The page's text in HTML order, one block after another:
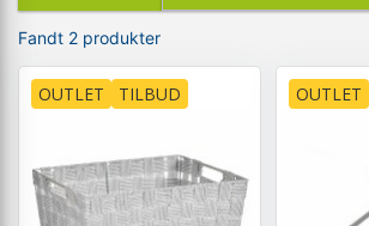
Fandt 2 produkter
OUTLET TILBUD OUTLET